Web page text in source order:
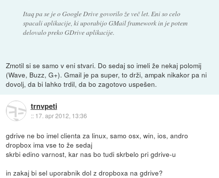
Itaq pa se je o Google Drive govorilo že več let. Eni so celo
spacali aplikacije, ki uporabijo GMail framework in je potem
delovalo preko GDrive aplikacije.
Zmotil si se samo v eni stvari. Do sedaj so imeli že nekaj polomij
(Wave, Buzz, G+). Gmail je pa super, to drži, ampak nikakor pa ni
dovolj, da bi lahko trdil, da bo zagotovo uspešen.
trnvpeti
:: 17. apr 2012, 13:36
gdrive ne bo imel clienta za linux, samo osx, win, ios, andro
dropbox ima vse to že sedaj
skrbi edino varnost, kar nas bo tudi skrbelo pri gdrive-u
in zakaj bi sel uporabnik dol z dropboxa na gdrive?